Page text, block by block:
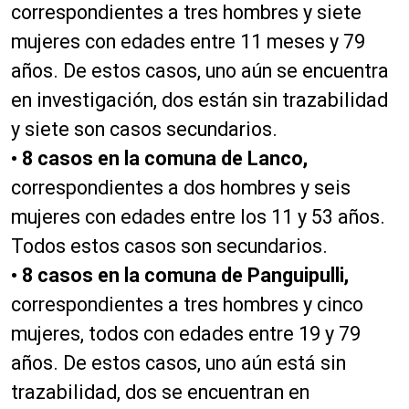
correspondientes a tres hombres y siete
mujeres con edades entre 11 meses y 79
años. De estos casos, uno aún se encuentra
en investigación, dos están sin trazabilidad
y siete son casos secundarios.
• 8 casos en la comuna de Lanco,
correspondientes a dos hombres y seis
mujeres con edades entre los 11 y 53 años.
Todos estos casos son secundarios.
• 8 casos en la comuna de Panguipulli,
correspondientes a tres hombres y cinco
mujeres, todos con edades entre 19 y 79
años. De estos casos, uno aún está sin
trazabilidad, dos se encuentran en